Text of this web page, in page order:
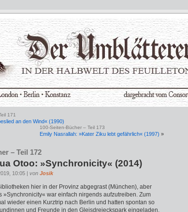
171
an den Wind« (1990)
100-Seiten-Bücher – Teil 173
Emily Nasrallah: »Kater Ziku lebt gefährlich« (1997) »
– Teil 172
Otoo: »Synchronicity« (2014)
10:05 | von Josik
hier in der Provinz abgegrast (München), aber
»Synchronicity« war einfach nirgends aufzutreiben. Zum
wieder einen Kurztrip nach Berlin und hatten spontan so
und Freunde in den Gleisdreieckspark eingeladen.